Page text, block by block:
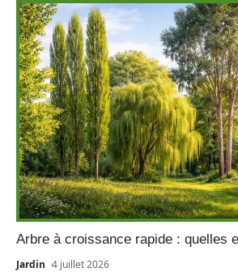
Arbre à croissance rapide : quelles
Jardin 4 juillet 2026